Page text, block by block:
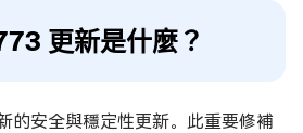
更新是什麼？
的安全與穩定性更新。此重要修補